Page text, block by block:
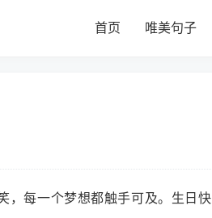
首页 唯美句子
，每一个梦想都触手可及。生日快